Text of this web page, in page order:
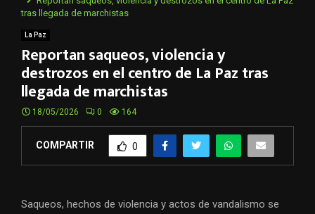
tras llegada de marchistas
La Paz
Reportan saqueos, violencia y
destrozos en el centro de La Paz tras
llegada de marchistas
18/05/2026 0 164
COMPARTIR 0
Saqueos, hechos de violencia y actos de vandalismo se